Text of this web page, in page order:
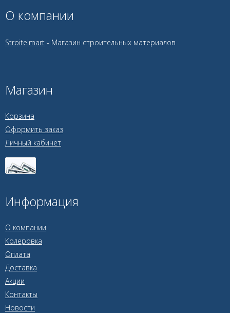
О компании
Stroitelmart - Магазин строительных материалов
Магазин
Корзина
Оформить заказ
Личный кабинет
Информация
О компании
Колеровка
Оплата
Доставка
Акции
Контакты
Новости